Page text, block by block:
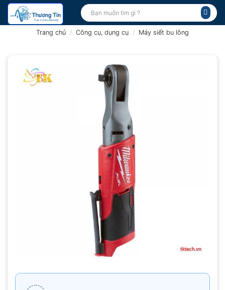
Bỏ
qua
Tìm
kiếm:
Trang chủ / Công cụ, dụng cụ / Máy siết bu lông